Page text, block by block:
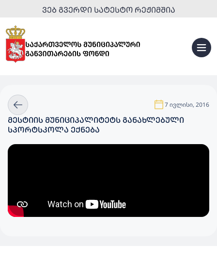
ᲕᲔᲑ ᲒᲕᲔᲠᲓᲘ ᲡᲐᲢᲔᲡᲢᲝ ᲠᲔᲟᲘᲛᲨᲘᲐ
7 ივლისი, 2016
ᲛᲔᲡᲢᲘᲘᲡ ᲛᲣᲜᲘᲪᲘᲞᲐᲚᲘᲢᲔᲢᲡ ᲒᲐᲜᲐᲮᲚᲔᲑᲣᲚᲘ
ᲡᲞᲝᲠᲢᲡᲙᲝᲚᲐ ᲔᲥᲜᲔᲑᲐ